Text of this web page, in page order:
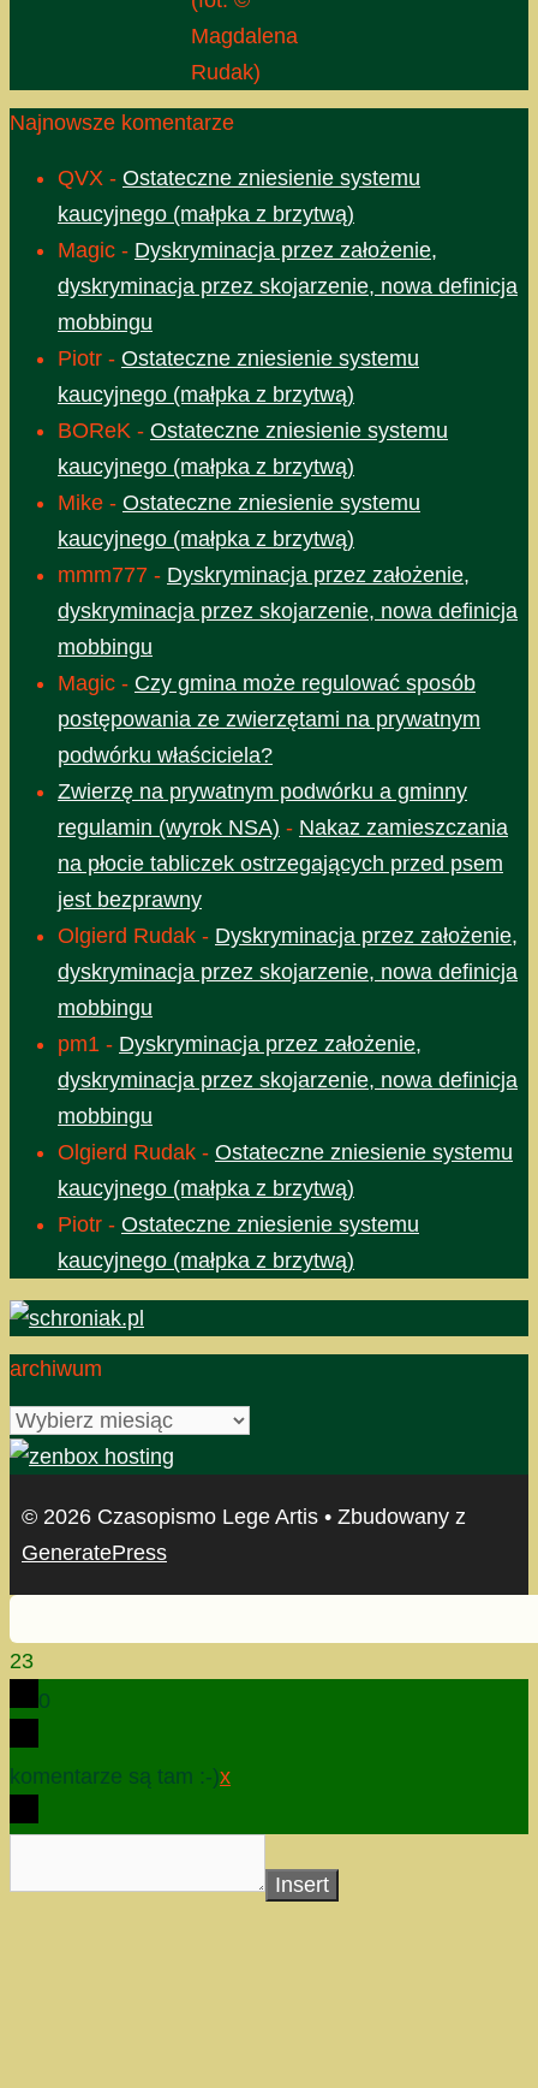
Magdalena
Rudak)
Najnowsze komentarze
QVX - Ostateczne zniesienie systemu
kaucyjnego (małpka z brzytwą)
Magic - Dyskryminacja przez założenie,
dyskryminacja przez skojarzenie, nowa definicja
mobbingu
Piotr - Ostateczne zniesienie systemu
kaucyjnego (małpka z brzytwą)
BOReK - Ostateczne zniesienie systemu
kaucyjnego (małpka z brzytwą)
Mike - Ostateczne zniesienie systemu
kaucyjnego (małpka z brzytwą)
mmm777 - Dyskryminacja przez założenie,
dyskryminacja przez skojarzenie, nowa definicja
mobbingu
Magic - Czy gmina może regulować sposób
postępowania ze zwierzętami na prywatnym
podwórku właściciela?
Zwierzę na prywatnym podwórku a gminny
regulamin (wyrok NSA) - Nakaz zamieszczania
na płocie tabliczek ostrzegających przed psem
jest bezprawny
Olgierd Rudak - Dyskryminacja przez założenie,
dyskryminacja przez skojarzenie, nowa definicja
mobbingu
pm1 - Dyskryminacja przez założenie,
dyskryminacja przez skojarzenie, nowa definicja
mobbingu
Olgierd Rudak - Ostateczne zniesienie systemu
kaucyjnego (małpka z brzytwą)
Piotr - Ostateczne zniesienie systemu
kaucyjnego (małpka z brzytwą)
archiwum
archiwum
© 2026 Czasopismo Lege Artis • Zbudowany z
GeneratePress
23
0
komentarze są tam :-)x
Insert